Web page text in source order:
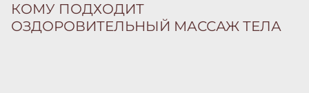
КОМУ ПОДХОДИТ
ОЗДОРОВИТЕЛЬНЫЙ МАССАЖ ТЕЛА